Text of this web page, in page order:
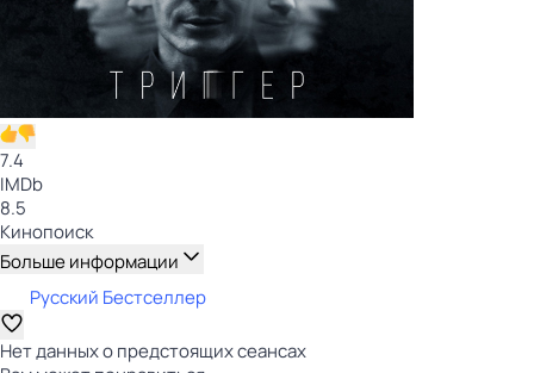
7.4
IMDb
8.5
Кинопоиск
Больше информации
Русский Бестселлер
Нет данных о предстоящих сеансах